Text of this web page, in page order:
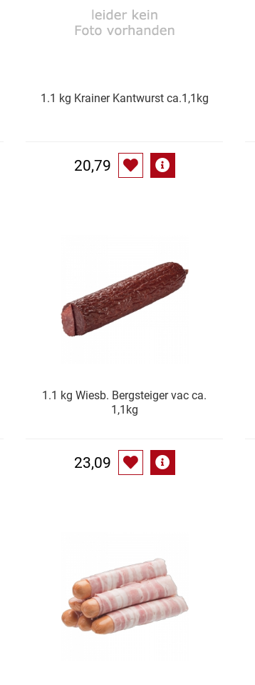
1.1 kg Krainer Kantwurst ca.1,1kg
20,79
1.1 kg Wiesb. Bergsteiger vac ca.
1,1kg
23,09